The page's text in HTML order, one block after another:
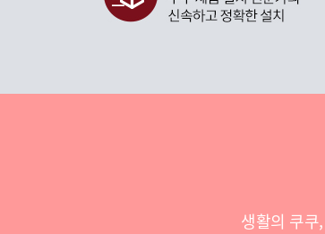
생활의 쿠